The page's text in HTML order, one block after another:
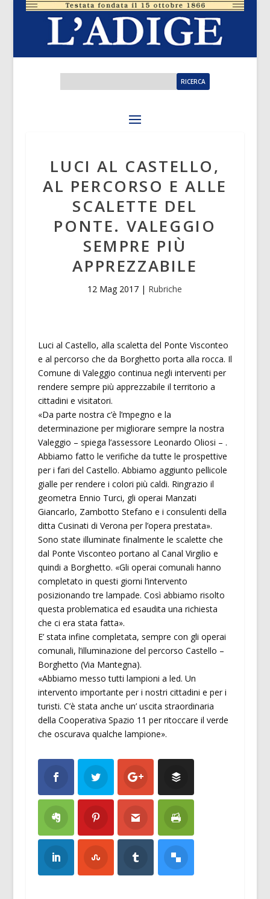
LUCI AL CASTELLO,
AL PERCORSO E ALLE
SCALETTE DEL
PONTE. VALEGGIO
SEMPRE PIÙ
APPREZZABILE
12 Mag 2017 | Rubriche
Luci al Castello, alla scaletta del Ponte Visconteo
e al percorso che da Borghetto porta alla rocca. Il
Comune di Valeggio continua negli interventi per
rendere sempre più apprezzabile il territorio a
cittadini e visitatori.
«Da parte nostra c’è l’mpegno e la
determinazione per migliorare sempre la nostra
Valeggio – spiega l’assessore Leonardo Oliosi – .
Abbiamo fatto le verifiche da tutte le prospettive
per i fari del Castello. Abbiamo aggiunto pellicole
gialle per rendere i colori più caldi. Ringrazio il
geometra Ennio Turci, gli operai Manzati
Giancarlo, Zambotto Stefano e i consulenti della
ditta Cusinati di Verona per l’opera prestata».
Sono state illuminate finalmente le scalette che
dal Ponte Visconteo portano al Canal Virgilio e
quindi a Borghetto. «Gli operai comunali hanno
completato in questi giorni l’intervento
posizionando tre lampade. Così abbiamo risolto
questa problematica ed esaudita una richiesta
che ci era stata fatta».
E’ stata infine completata, sempre con gli operai
comunali, l’illuminazione del percorso Castello –
Borghetto (Via Mantegna).
«Abbiamo messo tutti lampioni a led. Un
intervento importante per i nostri cittadini e per i
turisti. C’è stata anche un’ uscita straordinaria
della Cooperativa Spazio 11 per ritoccare il verde
che oscurava qualche lampione».